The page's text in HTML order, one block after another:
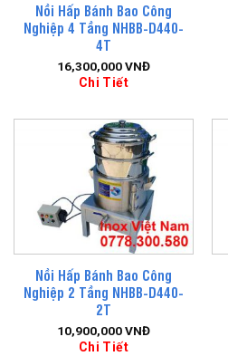
Nồi Hấp Bánh Bao Công
Nghiệp 4 Tầng NHBB-D440-
4T
16,300,000VNĐ
Chi Tiết
Nồi Hấp Bánh Bao Công
Nghiệp 2 Tầng NHBB-D440-
2T
10,900,000VNĐ
Chi Tiết